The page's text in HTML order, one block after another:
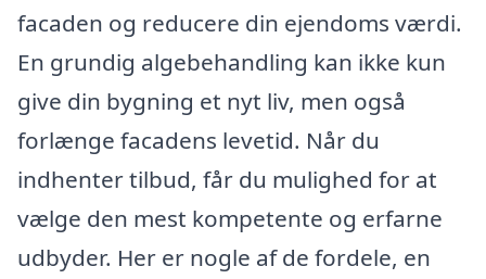
facaden og reducere din ejendoms værdi.
En grundig algebehandling kan ikke kun
give din bygning et nyt liv, men også
forlænge facadens levetid. Når du
indhenter tilbud, får du mulighed for at
vælge den mest kompetente og erfarne
udbyder. Her er nogle af de fordele, en